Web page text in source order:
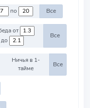
по Все
Победа от
до
Все
Ничья в 1-
тайме
Все